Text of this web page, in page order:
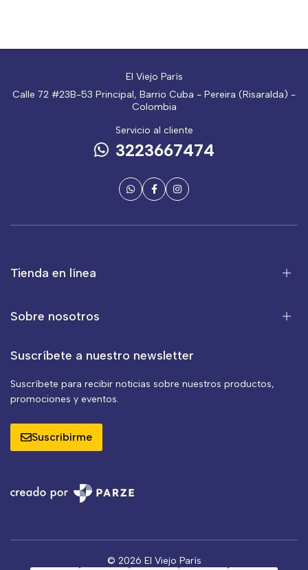
El Viejo París
Calle 72 #23B-53 Principal, Barrio Cuba - Pereira (Risaralda) -
Colombia
Servicio al cliente
3223667474
Tienda en línea
Sobre nosotros
Suscríbete a nuestro newsletter
Suscríbete para recibir noticias sobre nuestros productos,
promociones y eventos.
Suscribirme
© 2026 El Viejo París